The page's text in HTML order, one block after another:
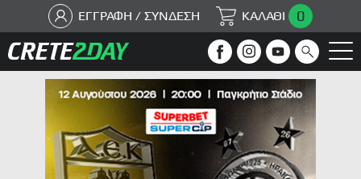
ΕΓΓΡΑΦΗ / ΣΥΝΔΕΣΗ ΚΑΛΑΘΙ 0